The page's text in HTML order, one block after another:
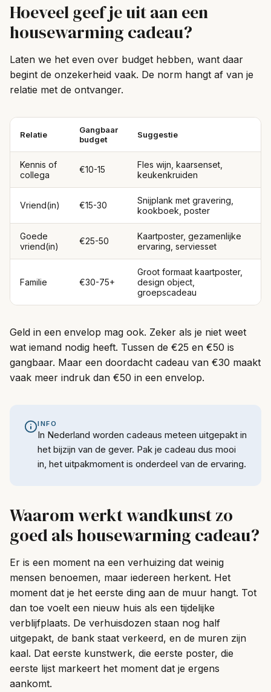
Hoeveel geef je uit aan een
housewarming cadeau?
Laten we het even over budget hebben, want daar
begint de onzekerheid vaak. De norm hangt af van je
relatie met de ontvanger.
Relatie
Gangbaar
budget
Suggestie
Kennis of
collega
€10-15
Fles wijn, kaarsenset,
keukenkruiden
Vriend(in) €15-30
Snijplank met gravering,
kookboek, poster
Goede
vriend(in)
€25-50
Kaartposter, gezamenlijke
ervaring, serviesset
Familie €30-75+
Groot formaat kaartposter,
design object,
groepscadeau
Geld in een envelop mag ook. Zeker als je niet weet
wat iemand nodig heeft. Tussen de €25 en €50 is
gangbaar. Maar een doordacht cadeau van €30 maakt
vaak meer indruk dan €50 in een envelop.
INFO
In Nederland worden cadeaus meteen uitgepakt in
het bijzijn van de gever. Pak je cadeau dus mooi
in, het uitpakmoment is onderdeel van de ervaring.
Waarom werkt wandkunst zo
goed als housewarming cadeau?
Er is een moment na een verhuizing dat weinig
mensen benoemen, maar iedereen herkent. Het
moment dat je het eerste ding aan de muur hangt. Tot
dan toe voelt een nieuw huis als een tijdelijke
verblijfplaats. De verhuisdozen staan nog half
uitgepakt, de bank staat verkeerd, en de muren zijn
kaal. Dat eerste kunstwerk, die eerste poster, die
eerste lijst markeert het moment dat je ergens
aankomt.